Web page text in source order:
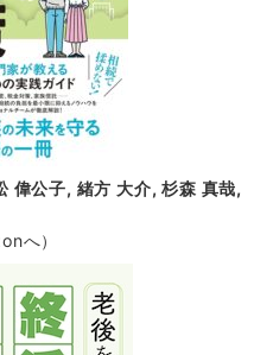
偉公子, 緒方 大介, 杉森 真哉,
へ）